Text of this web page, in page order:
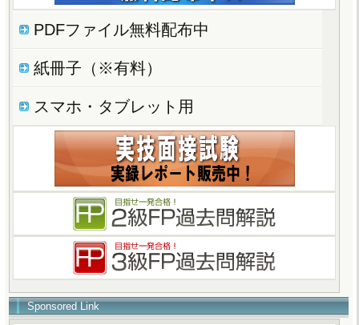
PDFファイル無料配布中
紙冊子（※有料）
スマホ・タブレット用
Sponsored Link